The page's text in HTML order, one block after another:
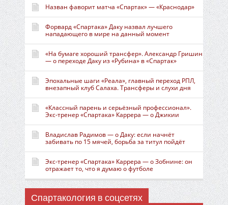
Назван фаворит матча «Спартак» — «Краснодар»
Форвард «Спартака» Даку назвал лучшего
нападающего в мире на данный момент
«На бумаге хороший трансфер». Александр Гришин
— о переходе Даку из «Рубина» в «Спартак»
Эпохальные шаги «Реала», главный переход РПЛ,
внезапный клуб Салаха. Трансферы и слухи дня
«Классный парень и серьёзный профессионал».
Экс-тренер «Спартака» Каррера — о Джикии
Владислав Радимов — о Даку: если начнёт
забивать по 15 мячей, борьба за титул пойдёт
Экс-тренер «Спартака» Каррера — о Зобнине: он
отражает то, что я думаю о футболе
Спартакология в соцсетях